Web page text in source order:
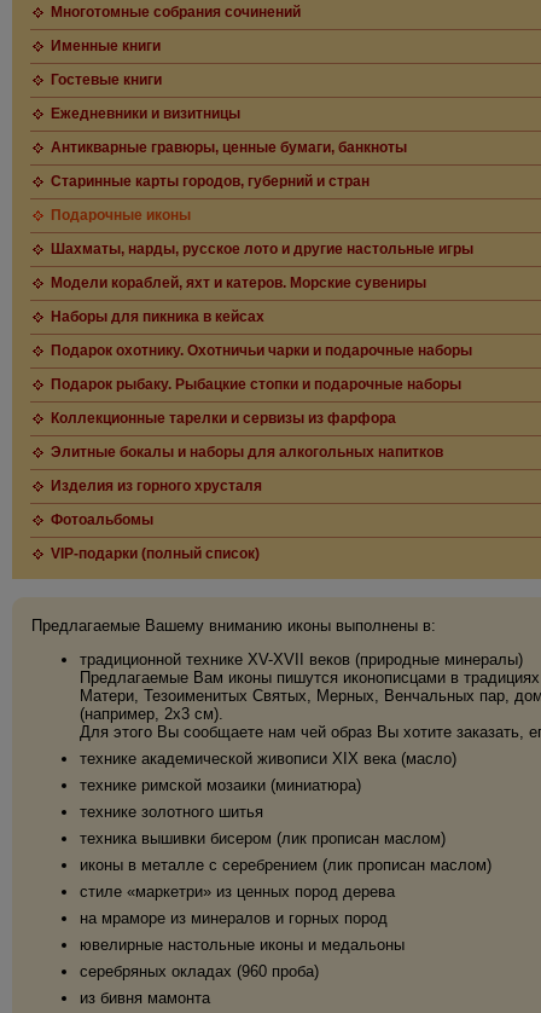
Многотомные собрания сочинений
Именные книги
Гостевые книги
Ежедневники и визитницы
Антикварные гравюры, ценные бумаги, банкноты
Старинные карты городов, губерний и стран
Подарочные иконы
Шахматы, нарды, русское лото и другие настольные игры
Модели кораблей, яхт и катеров. Морские сувениры
Наборы для пикника в кейсах
Подарок охотнику. Охотничьи чарки и подарочные наборы
Подарок рыбаку. Рыбацкие стопки и подарочные наборы
Коллекционные тарелки и сервизы из фарфора
Элитные бокалы и наборы для алкогольных напитков
Изделия из горного хрусталя
Фотоальбомы
VIP-подарки (полный список)
Предлагаемые Вашему вниманию иконы выполнены в:
традиционной технике XV-XVII веков (природные минералы)
Предлагаемые Вам иконы пишутся иконописцами в
Матери, Тезоименитых Святых, Мерных, Венчальных пар,
(например, 2х3 см).
Для этого Вы сообщаете нам чей образ Вы хотите заказать,
технике академической живописи XIX века (масло)
технике римской мозаики (миниатюра)
технике золотного шитья
техника вышивки бисером (лик прописан маслом)
иконы в металле с серебрением (лик прописан маслом)
стиле «маркетри» из ценных пород дерева
на мраморе из минералов и горных пород
ювелирные настольные иконы и медальоны
серебряных окладах (960 проба)
из бивня мамонта